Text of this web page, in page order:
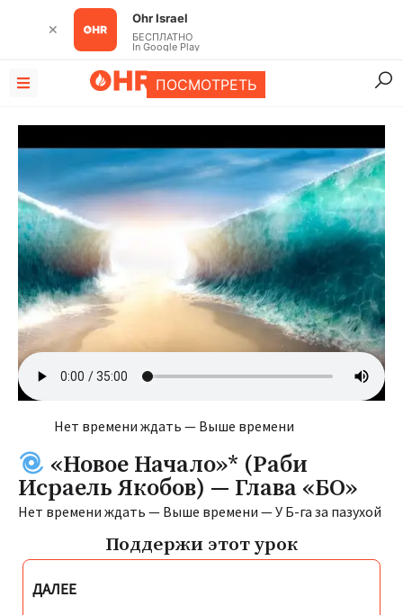
Нет времени ждать — Выше времени
«Новое Начало»* (Раби
Исраель Якобов) — Глава «БО»
Нет времени ждать — Выше времени — У Б-га за пазухой
Поддержи этот урок
ДАЛЕЕ
✕
Ohr Israel
БЕСПЛАТНО
In Google Play
ПОСМОТРЕТЬ